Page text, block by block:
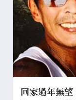
回家過年無